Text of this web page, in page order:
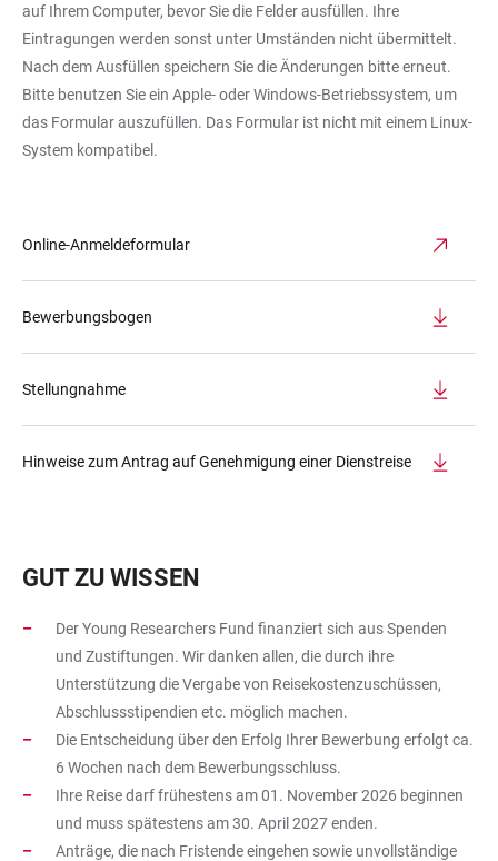
auf Ihrem Computer, bevor Sie die Felder ausfüllen. Ihre
Eintragungen werden sonst unter Umständen nicht übermittelt.
Nach dem Ausfüllen speichern Sie die Änderungen bitte erneut.
Bitte benutzen Sie ein Apple- oder Windows-Betriebssystem, um
das Formular auszufüllen. Das Formular ist nicht mit einem Linux-
System kompatibel.
Online-Anmeldeformular
Bewerbungsbogen
Stellungnahme
Hinweise zum Antrag auf Genehmigung einer Dienstreise
GUT ZU WISSEN
Der Young Researchers Fund finanziert sich aus Spenden
und Zustiftungen. Wir danken allen, die durch ihre
Unterstützung die Vergabe von Reisekostenzuschüssen,
Abschlussstipendien etc. möglich machen.
Die Entscheidung über den Erfolg Ihrer Bewerbung erfolgt ca.
6 Wochen nach dem Bewerbungsschluss.
Ihre Reise darf frühestens am 01. November 2026 beginnen
und muss spätestens am 30. April 2027 enden.
Anträge, die nach Fristende eingehen sowie unvollständige